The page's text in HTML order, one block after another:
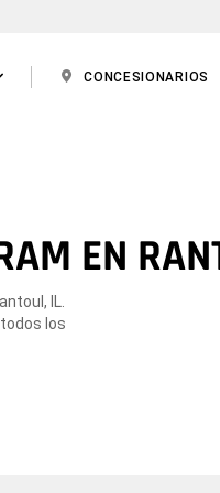
CONCESIONARIOS
EN
IL.
los